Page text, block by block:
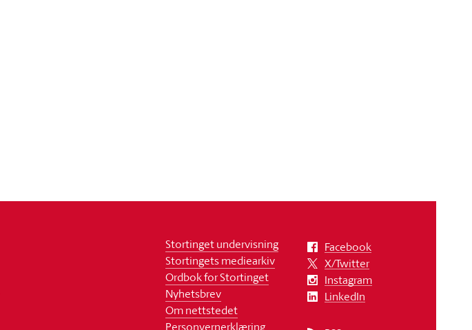
Stortinget undervisning
Stortingets mediearkiv
Ordbok for Stortinget
Nyhetsbrev
Om nettstedet
Personvernerklæring
Facebook
X/Twitter
Instagram
LinkedIn